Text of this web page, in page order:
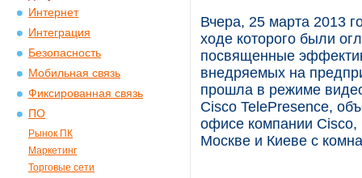
Интернет
Интеграция
Безопасность
Мобильная связь
Фиксированная связь
ПО
Рынок ПК
Маркетинг
Торговые сети
Вчера, 25 марта 2013
ходе которого были
посвященные
внедряемых на
прошла в режиме
Cisco TelePresence,
офисе компании
Москве и Киеве с